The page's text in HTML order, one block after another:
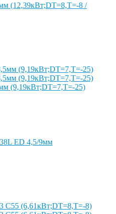
(12,39кВт;DT=8,Т=-8 /
(9,19кВт;DT=7,Т=-25)
ED 4,5/9мм